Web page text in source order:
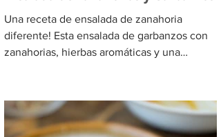
Una receta de ensalada de zanahoria
diferente! Esta ensalada de garbanzos con
zanahorias, hierbas aromáticas y una